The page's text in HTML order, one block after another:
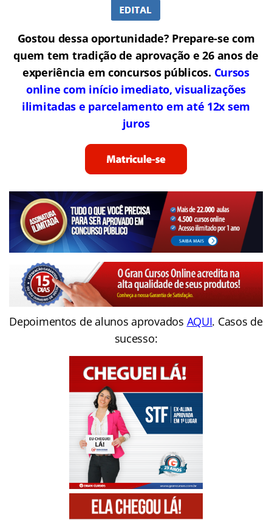
Gostou dessa oportunidade? Prepare-se com
quem tem tradição de aprovação e 26 anos de
experiência em concursos públicos. Cursos
online com início imediato, visualizações
ilimitadas e parcelamento em até 12x sem
juros
Depoimentos de alunos aprovados AQUI. Casos de
sucesso: